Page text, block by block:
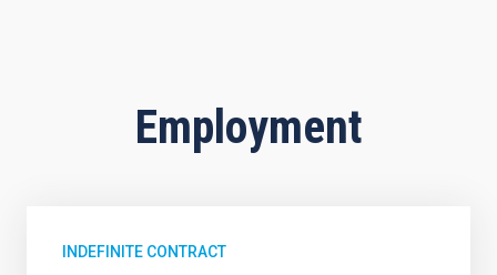
Employment
INDEFINITE CONTRACT